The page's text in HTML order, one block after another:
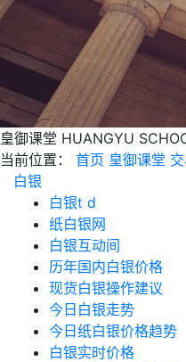
皇御课堂 HUANGYU
当前位置：
首页 皇御课堂
白银
白银t d
纸白银网
白银互动间
历年国内白银价格
现货白银操作建议
今日白银走势
今日纸白银价格趋势
白银实时价格